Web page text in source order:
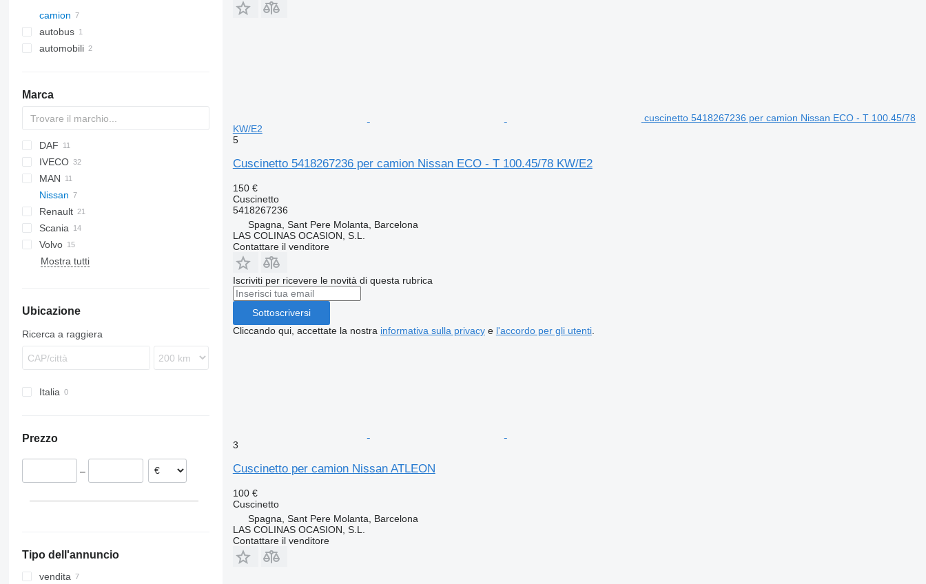
camion
autobus
automobili
Marca
HD
DAF
LF
XF
IVECO
Daily
EuroCargo
Eurotech
Stralis
Trakker
MAN
F90
L2000
TGA
Atego
Canter
Nissan
Atleon
Renault
Magnum
Mascott
Midliner
Scania
Volvo
FH
Mostra tutti
Ubicazione
Ricerca a raggiera
Italia
Prezzo
–
Tipo dell'annuncio
vendita
cuscinetto 5418267236 per camion Nissan ECO - T 100.45/78
KW/E2
5
Cuscinetto 5418267236 per camion Nissan ECO - T 100.45/78 KW/E2
150 €
Cuscinetto
5418267236
Spagna, Sant Pere Molanta, Barcelona
LAS COLINAS OCASION, S.L.
Contattare il venditore
Iscriviti per ricevere le novità di questa rubrica
Sottoscriversi
Cliccando qui, accettate la nostra informativa sulla privacye l'accordo per gli utenti.
3
Cuscinetto per camion Nissan ATLEON
100 €
Cuscinetto
Spagna, Sant Pere Molanta, Barcelona
LAS COLINAS OCASION, S.L.
Contattare il venditore